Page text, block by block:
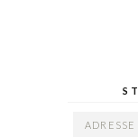
ADRESSE